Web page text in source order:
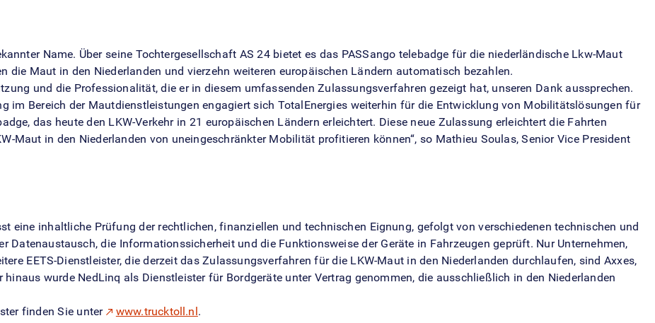
Name. Über seine Tochtergesellschaft AS 24 bietet es das PASSango telebadge für die niederländische Lkw-Maut
die Maut in den Niederlanden und vierzehn weiteren europäischen Ländern automatisch bezahlen.
und die Professionalität, die er in diesem umfassenden Zulassungsverfahren gezeigt hat, unseren Dank aussprechen.
im Bereich der Mautdienstleistungen engagiert sich TotalEnergies weiterhin für die Entwicklung von Mobilitätslösungen für
das heute den LKW-Verkehr in 21 europäischen Ländern erleichtert. Diese neue Zulassung erleichtert die Fahrten
Maut in den Niederlanden von uneingeschränkter Mobilität profitieren können“, so Mathieu Soulas, Senior Vice President
eine inhaltliche Prüfung der rechtlichen, finanziellen und technischen Eignung, gefolgt von verschiedenen technischen und
Datenaustausch, die Informationssicherheit und die Funktionsweise der Geräte in Fahrzeugen geprüft. Nur Unternehmen,
EETS-Dienstleister, die derzeit das Zulassungsverfahren für die LKW-Maut in den Niederlanden durchlaufen, sind Axxes,
wurde NedLinq als Dienstleister für Bordgeräte unter Vertrag genommen, die ausschließlich in den Niederlanden
finden Sie unter
www.trucktoll.nl.